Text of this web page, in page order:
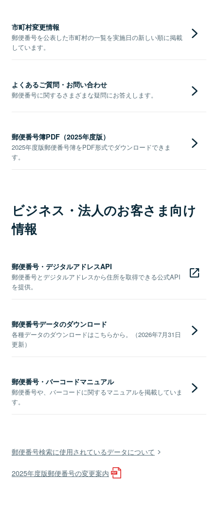
市町村変更情報
郵便番号を公表した市町村の一覧を実施日の新しい順に掲載
しています。
よくあるご質問・お問い合わせ
郵便番号に関するさまざまな疑問にお答えします。
郵便番号簿PDF（2025年度版）
2025年度版郵便番号簿をPDF形式でダウンロードできま
す。
ビジネス・法人のお客さま向け
情報
郵便番号・デジタルアドレスAPI
郵便番号とデジタルアドレスから住所を取得できる公式API
を提供。
郵便番号データのダウンロード
各種データのダウンロードはこちらから。（2026年7月31日
更新）
郵便番号・バーコードマニュアル
郵便番号や、バーコードに関するマニュアルを掲載していま
す。
郵便番号検索に使用されているデータについて
2025年度版郵便番号の変更案内